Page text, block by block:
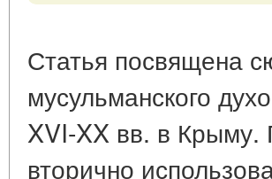
Статья посвящена
мусульманского
XVI-XX вв. в
вторично